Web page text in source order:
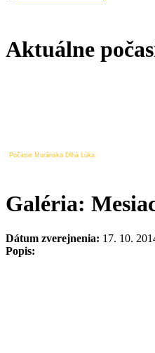
Aktuálne
Počasie Muránska Dlhá Lúka
Galéria:
Dátum zverejnenia: 17. 10.
Popis: